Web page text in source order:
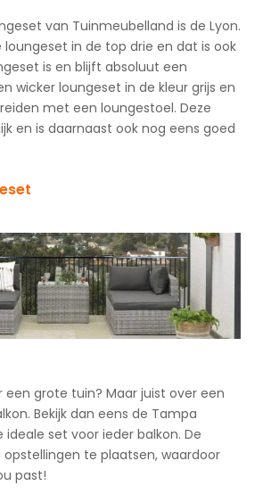
van Tuinmeubelland is de Lyon.
loungeset in de top drie en dat is ook
is en blijft absoluut een
wicker loungeset in de kleur grijs en
met een loungestoel. Deze
en is daarnaast ook nog eens goed
een grote tuin? Maar juist over een
Bekijk dan eens de Tampa
ideale set voor ieder balkon. De
opstellingen te plaatsen, waardoor
past!